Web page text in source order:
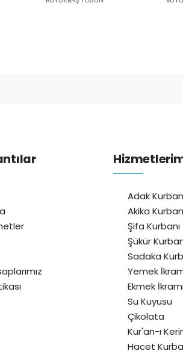
Adak
Akika
Şifa Kurbanı
Şükür
Sadaka
Yemek
Ekmek
Su Kuyusu
Çikolata
Kur'an-ı
Hacet